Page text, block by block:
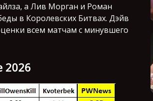
а Лив Морган и Роман
в Королевских Битвах. Дэйв
всем матчам c минувшего
2026